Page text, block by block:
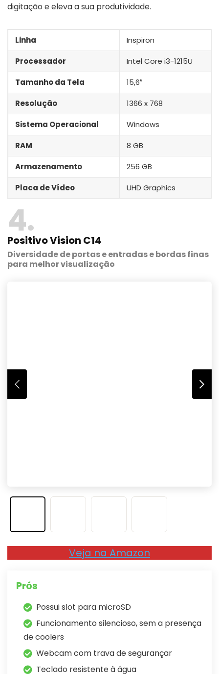
digitação e eleva a sua produtividade.
Linha Inspiron
Processador Intel Core i3-1215U
Tamanho da Tela 15,6″
Resolução 1366 x 768
Sistema Operacional Windows
RAM 8 GB
Armazenamento 256 GB
Placa de Vídeo UHD Graphics
4
Positivo Vision C14
Diversidade de portas e entradas e bordas finas
para melhor visualização
Veja na Amazon
Prós
Possui slot para microSD
Funcionamento silencioso, sem a presença
de coolers
Webcam com trava de segurançar
Teclado resistente à água